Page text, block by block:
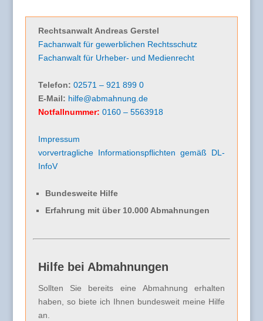
Rechtsanwalt Andreas Gerstel
Fachanwalt für gewerblichen Rechtsschutz
Fachanwalt für Urheber- und Medienrecht
Telefon: 02571 – 921 899 0
E-Mail: hilfe@abmahnung.de
Notfallnummer: 0160 – 5563918
Impressum
vorvertragliche Informationspflichten gemäß DL-
InfoV
Bundesweite Hilfe
Erfahrung mit über 10.000 Abmahnungen
Hilfe bei Abmahnungen
Sollten Sie bereits eine Abmahnung erhalten
haben, so biete ich Ihnen bundesweit meine Hilfe
an.